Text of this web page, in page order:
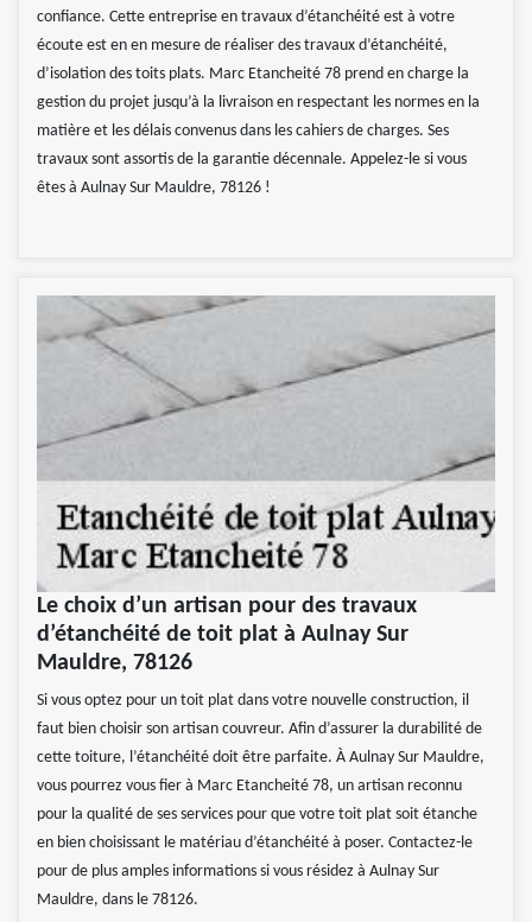
confiance. Cette entreprise en travaux d’étanchéité est à votre
écoute est en en mesure de réaliser des travaux d’étanchéité,
d’isolation des toits plats. Marc Etancheité 78 prend en charge la
gestion du projet jusqu’à la livraison en respectant les normes en la
matière et les délais convenus dans les cahiers de charges. Ses
travaux sont assortis de la garantie décennale. Appelez-le si vous
êtes à Aulnay Sur Mauldre, 78126 !
Le choix d’un artisan pour des travaux
d’étanchéité de toit plat à Aulnay Sur
Mauldre, 78126
Si vous optez pour un toit plat dans votre nouvelle construction, il
faut bien choisir son artisan couvreur. Afin d’assurer la durabilité de
cette toiture, l’étanchéité doit être parfaite. À Aulnay Sur Mauldre,
vous pourrez vous fier à Marc Etancheité 78, un artisan reconnu
pour la qualité de ses services pour que votre toit plat soit étanche
en bien choisissant le matériau d’étanchéité à poser. Contactez-le
pour de plus amples informations si vous résidez à Aulnay Sur
Mauldre, dans le 78126.